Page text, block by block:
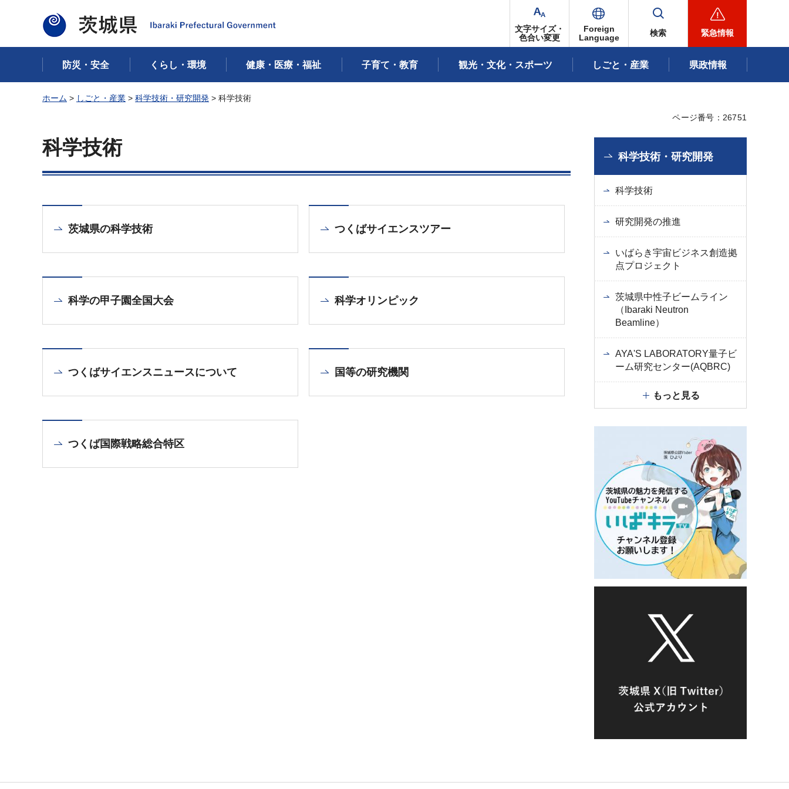
茨城県
文字サイズ・
色合い変更
Foreign
Language
検索 緊急情報
防災・安全 くらし・環境 健康・医療・福祉 子育て・教育 観光・文化・スポーツ しごと・産業 県政情報
ホーム > しごと・産業 > 科学技術・研究開発 > 科学技術
ページ番号：26751
科学技術
茨城県の科学技術 つくばサイエンスツアー
科学の甲子園全国大会 科学オリンピック
つくばサイエンスニュースについて 国等の研究機関
つくば国際戦略総合特区
科学技術・研究開発
科学技術
研究開発の推進
いばらき宇宙ビジネス創造拠
点プロジェクト
茨城県中性子ビームライン
（Ibaraki Neutron
Beamline）
AYA'S LABORATORY量子ビ
ーム研究センター(AQBRC)
もっと見る